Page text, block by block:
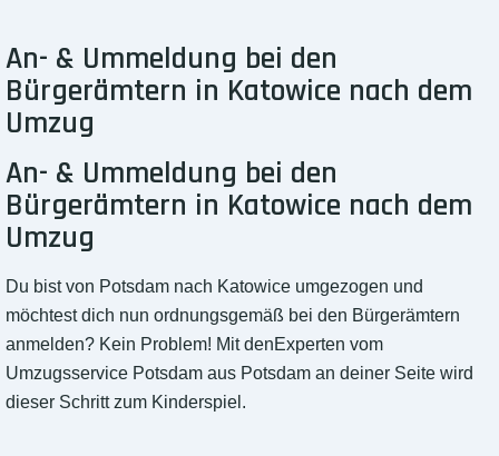
An- & Ummeldung bei den
Bürgerämtern in Katowice nach dem
Umzug
An- & Ummeldung bei den
Bürgerämtern in Katowice nach dem
Umzug
Du bist von Potsdam nach Katowice umgezogen und
möchtest dich nun ordnungsgemäß bei den Bürgerämtern
anmelden? Kein Problem! Mit denExperten vom
Umzugsservice Potsdam aus Potsdam an deiner Seite wird
dieser Schritt zum Kinderspiel.